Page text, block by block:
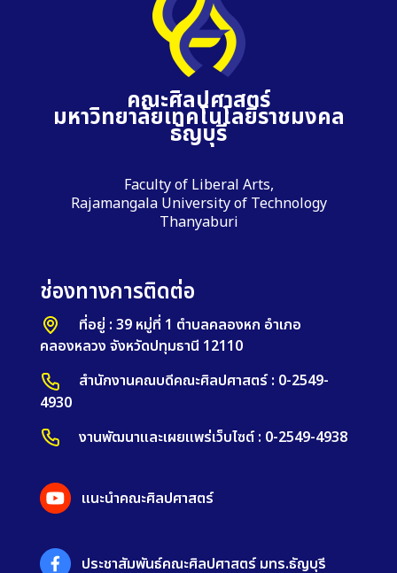
คณะศิลปศาสตร์
มหาวิทยาลัยเทคโนโลยีราชมงคล
ธัญบุรี
Faculty of Liberal Arts,
Rajamangala University of Technology
Thanyaburi
ช่องทางการติดต่อ
ที่อยู่ : 39 หมู่ที่ 1 ตำบลคลองหก อำเภอ
คลองหลวง จังหวัดปทุมธานี 12110
สำนักงานคณบดีคณะศิลปศาสตร์ : 0-2549-
4930
งานพัฒนาและเผยแพร่เว็บไซต์ : 0-2549-4938
แนะนำคณะศิลปศาสตร์
ประชาสัมพันธ์คณะศิลปศาสตร์ มทร.ธัญบุรี